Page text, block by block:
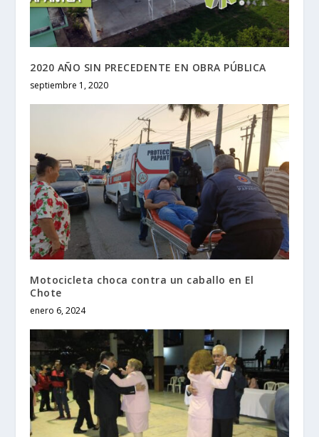
2020 AÑO SIN PRECEDENTE EN OBRA PÚBLICA
septiembre 1, 2020
Motocicleta choca contra un caballo en El
Chote
enero 6, 2024